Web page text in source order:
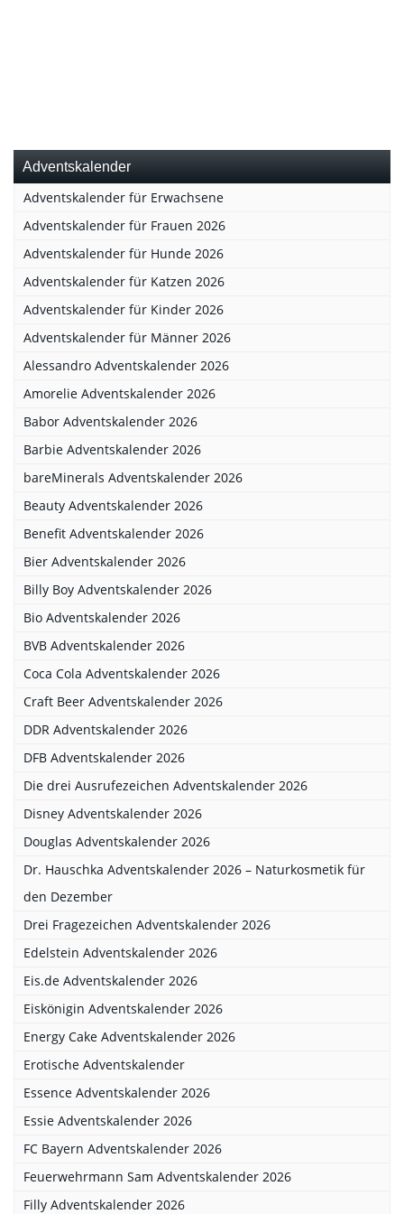
Adventskalender
Adventskalender für Erwachsene
Adventskalender für Frauen 2026
Adventskalender für Hunde 2026
Adventskalender für Katzen 2026
Adventskalender für Kinder 2026
Adventskalender für Männer 2026
Alessandro Adventskalender 2026
Amorelie Adventskalender 2026
Babor Adventskalender 2026
Barbie Adventskalender 2026
bareMinerals Adventskalender 2026
Beauty Adventskalender 2026
Benefit Adventskalender 2026
Bier Adventskalender 2026
Billy Boy Adventskalender 2026
Bio Adventskalender 2026
BVB Adventskalender 2026
Coca Cola Adventskalender 2026
Craft Beer Adventskalender 2026
DDR Adventskalender 2026
DFB Adventskalender 2026
Die drei Ausrufezeichen Adventskalender 2026
Disney Adventskalender 2026
Douglas Adventskalender 2026
Dr. Hauschka Adventskalender 2026 – Naturkosmetik für
den Dezember
Drei Fragezeichen Adventskalender 2026
Edelstein Adventskalender 2026
Eis.de Adventskalender 2026
Eiskönigin Adventskalender 2026
Energy Cake Adventskalender 2026
Erotische Adventskalender
Essence Adventskalender 2026
Essie Adventskalender 2026
FC Bayern Adventskalender 2026
Feuerwehrmann Sam Adventskalender 2026
Filly Adventskalender 2026